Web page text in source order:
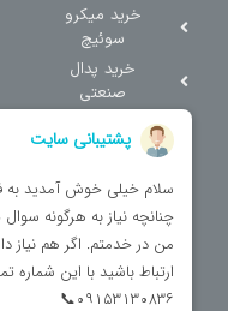
خرید میکرو
سوئیچ
خرید پدال
صنعتی